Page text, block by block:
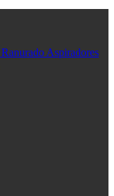
Ranurado Aspiradores